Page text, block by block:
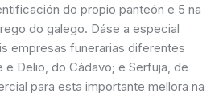
do propio panteón e 5 na
do galego. Dáse a especial
empresas funerarias diferentes
Delio, do Cádavo; e Serfuja, de
para esta importante mellora na